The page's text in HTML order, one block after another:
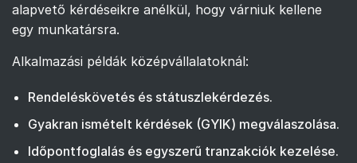
alapvető kérdéseikre anélkül, hogy várniuk kellene
egy munkatársra.
Alkalmazási példák középvállalatoknál:
Rendeléskövetés és státuszlekérdezés.
Gyakran ismételt kérdések (GYIK) megválaszolása.
Időpontfoglalás és egyszerű tranzakciók kezelése.